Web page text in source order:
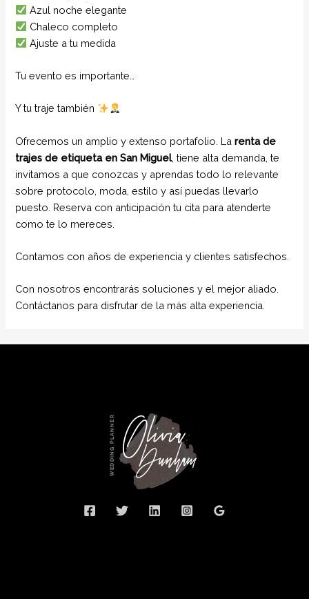
Azul noche elegante
Chaleco completo
Ajuste a tu medida
Tu evento es importante…
Y tu traje también
Ofrecemos un amplio y extenso portafolio. Larenta de
trajes de etiqueta en San Miguel, tiene alta demanda, te
invitamos a que conozcas y aprendas todo lo relevante
sobre protocolo, moda, estilo y así puedas llevarlo
puesto. Reserva con anticipación tu cita para atenderte
como te lo mereces.
Contamos con años de experiencia y clientes satisfechos.
Con nosotros encontrarás soluciones y el mejor aliado.
Contáctanos para disfrutar de la más alta experiencia.